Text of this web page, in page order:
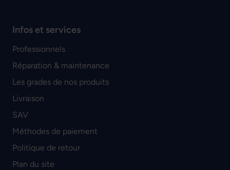
Infos et services
Professionnels
Réparation & maintenance
Les grades de nos produits
Livraison
SAV
Méthodes de paiement
Politique de retour
Plan du site